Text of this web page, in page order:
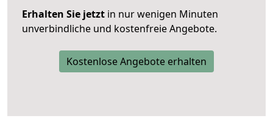
Erhalten Sie jetzt in nur wenigen Minuten
unverbindliche und kostenfreie Angebote.
Kostenlose Angebote erhalten